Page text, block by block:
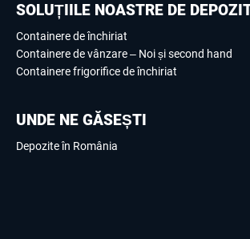
SOLUȚIILE NOASTRE DE
Containere de închiriat
Containere de vânzare – Noi și second hand
Containere frigorifice de închiriat
UNDE NE GĂSEȘTI
Depozite în România